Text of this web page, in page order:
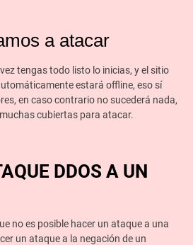
a atacar
tengas todo listo lo inicias, y el sitio
estará offline, eso sí
en caso contrario no sucederá nada,
cubiertas para atacar.
DDOS A UN
no es posible hacer un ataque a una
un ataque a la negación de un